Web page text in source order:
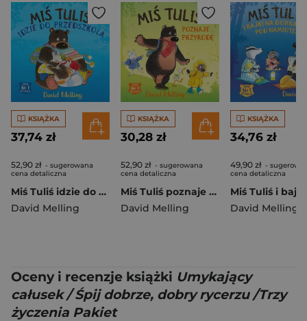
KSIĄŻKA
37,74 zł
52,90 zł - sugerowana
cena detaliczna
Miś Tuliś idzie do przedszkola wyd. 2
David Melling
KSIĄŻKA
30,28 zł
52,90 zł - sugerowana
cena detaliczna
Miś Tuliś poznaje przyrodę wyd. 2026
David Melling
KSIĄŻKA
34,76 zł
49,90 zł -
cena detaliczna
David Melling
Oceny i recenzje książki Umykający
całusek / Śpij dobrze, dobry rycerzu /Trzy
życzenia Pakiet